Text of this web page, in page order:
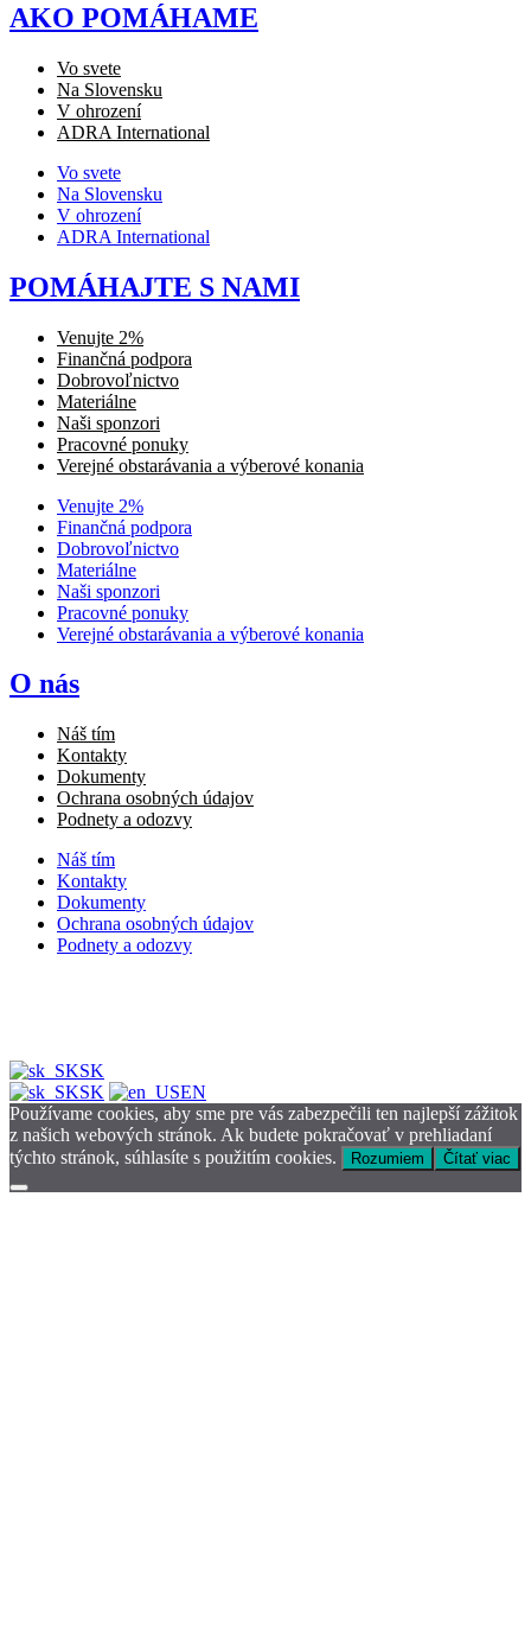
AKO POMÁHAME
Vo svete
Na Slovensku
V ohrození
ADRA International
Vo svete
Na Slovensku
V ohrození
ADRA International
POMÁHAJTE S NAMI
Venujte 2%
Finančná podpora
Dobrovoľnictvo
Materiálne
Naši sponzori
Pracovné ponuky
Verejné obstarávania a výberové konania
Venujte 2%
Finančná podpora
Dobrovoľnictvo
Materiálne
Naši sponzori
Pracovné ponuky
Verejné obstarávania a výberové konania
O nás
Náš tím
Kontakty
Dokumenty
Ochrana osobných údajov
Podnety a odozvy
Náš tím
Kontakty
Dokumenty
Ochrana osobných údajov
Podnety a odozvy
SK
SK
EN
Používame cookies, aby sme pre vás zabezpečili ten najlepší zážitok
z našich webových stránok. Ak budete pokračovať v prehliadaní
týchto stránok, súhlasíte s použitím cookies.
Rozumiem Čítať viac